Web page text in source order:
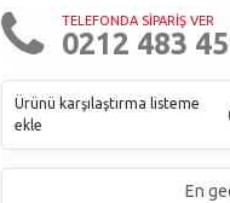
TELEFONDA SİPARİŞ VER
0212 483
Ürünü karşılaştırma listeme
ekle
En